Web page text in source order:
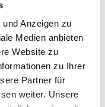
Anzeigen zu
Medien anbieten
Website zu
zu Ihrer
Partner für
weiter. Unsere